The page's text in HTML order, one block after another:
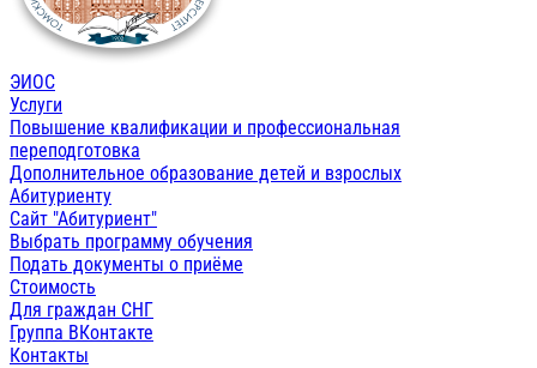
ЭИОС
Услуги
Повышение квалификации и профессиональная
переподготовка
Дополнительное образование детей и взрослых
Абитуриенту
Сайт "Абитуриент"
Выбрать программу обучения
Подать документы о приёме
Стоимость
Для граждан СНГ
Группа ВКонтакте
Контакты